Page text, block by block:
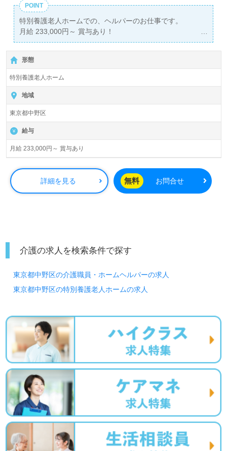
POINT
特別養護老人ホームでの、ヘルパーのお仕事です。
月給 233,000円～ 賞与あり！
こちらの求人は人材紹介サービス『ウィルオブ介護』でご
紹介いたします。
お気軽にご相談ください♪
形態
特別養護老人ホーム
地域
東京都中野区
給与
月給 233,000円～ 賞与あり
詳細を見る 無料 お問合せ
介護の求人を検索条件で探す
東京都中野区の介護職員・ホームヘルパーの求人
東京都中野区の特別養護老人ホームの求人